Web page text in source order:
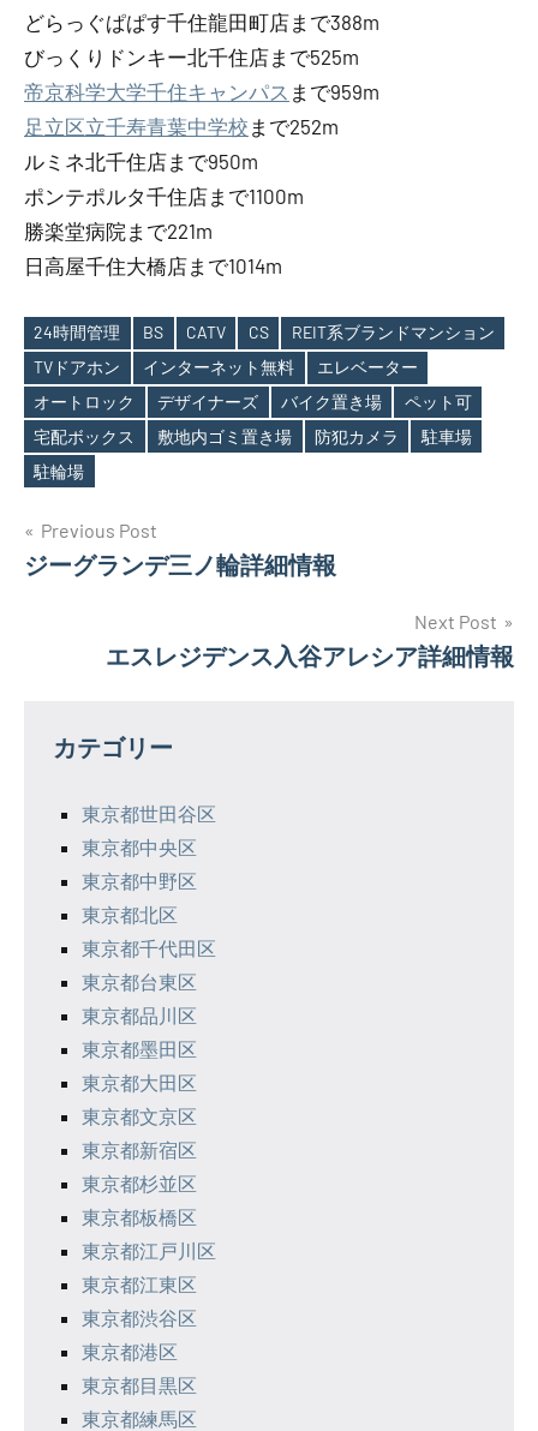
どらっぐぱぱす千住龍田町店まで388m
びっくりドンキー北千住店まで525m
帝京科学大学千住キャンパス まで959m
足立区立千寿青葉中学校 まで252m
ルミネ北千住店まで950m
ポンテポルタ千住店まで1100m
勝楽堂病院まで221m
日高屋千住大橋店まで1014m
Tags
24時間管理 BS CATV CS
REIT系ブランドマンション
TVドアホン
インターネット無料
エレベーター
オートロック
デザイナーズ バイク置き場
ペット可
宅配ボックス
敷地内ゴミ置き場 防犯カメラ
駐車場
駐輪場
投
稿
ー
Previous Post
ジーグランデ三ノ輪詳細情報
Next Post
エスレジデンス入谷アレシア詳細情報
カテゴリー
東京都世田谷区
東京都中央区
東京都中野区
東京都北区
東京都千代田区
東京都台東区
東京都品川区
東京都墨田区
東京都大田区
東京都文京区
東京都新宿区
東京都杉並区
東京都板橋区
東京都江戸川区
東京都江東区
東京都渋谷区
東京都港区
東京都目黒区
東京都練馬区